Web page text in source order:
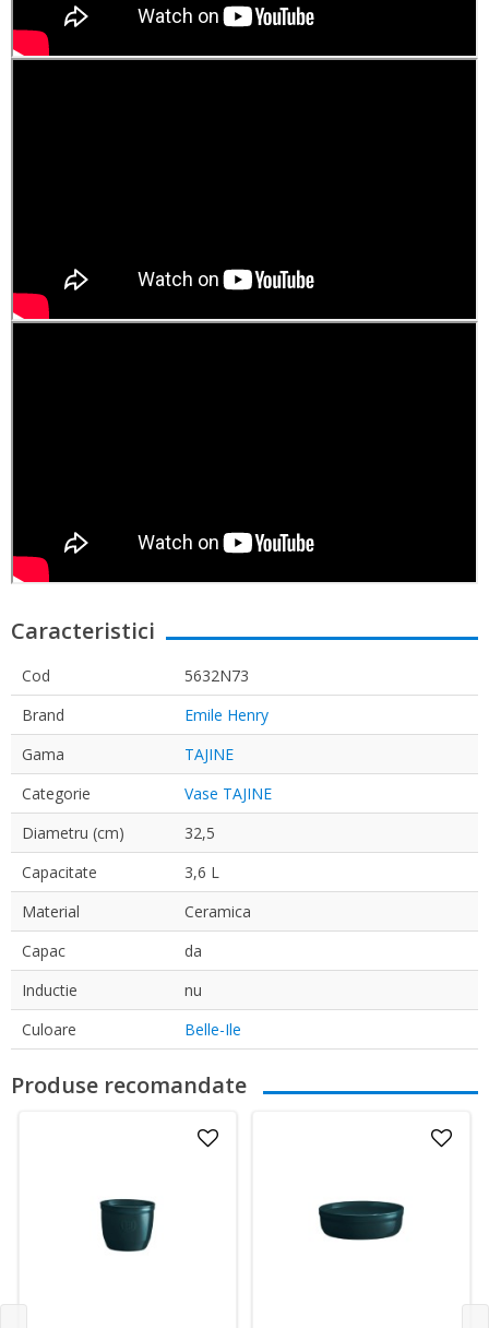
Caracteristici
Cod
5632N73
Brand
Emile Henry
Gama
TAJINE
Categorie
Vase TAJINE
Diametru (cm)
32,5
Capacitate
3,6 L
Material
Ceramica
Capac
da
Inductie
nu
Culoare
Belle-Ile
Produse recomandate